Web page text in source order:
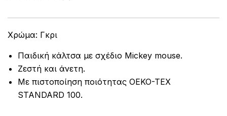
Χρώμα: Γκρι
Παιδική κάλτσα με σχέδιο Mickey mouse.
Ζεστή και άνετη.
Με πιστοποίηση ποιότητας OEKO-TEX
STANDARD 100.